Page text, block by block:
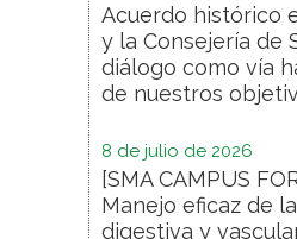
Acuerdo histórico
y la Consejería de
diálogo como vía
de nuestros
8 de julio de 2026
[SMA CAMPUS
Manejo eficaz de
digestiva y